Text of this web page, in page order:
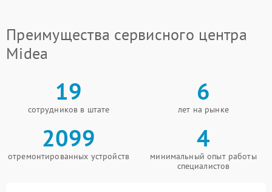
Преимущества сервисного центра
Midea
19
сотрудников в штате
6
лет на рынке
2099
отремонтированных устройств
4
минимальный опыт работы
специалистов